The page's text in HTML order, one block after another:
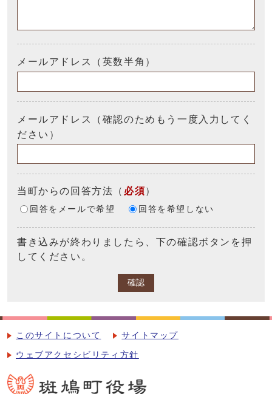
メールアドレス（英数半角）
メールアドレス（確認のためもう一度入力してく
ださい）
当町からの回答方法 （ 必須）
回答をメールで希望 回答を希望しない
書き込みが終わりましたら、下の確認ボタンを押
してください。
確認
このサイトについて サイトマップ
ウェブアクセシビリティ方針